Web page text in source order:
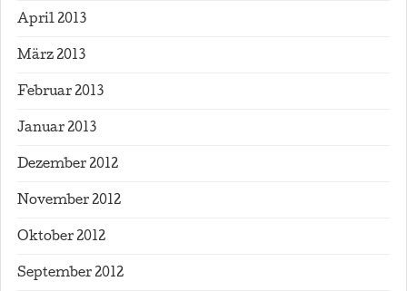
April 2013
März 2013
Februar 2013
Januar 2013
Dezember 2012
November 2012
Oktober 2012
September 2012